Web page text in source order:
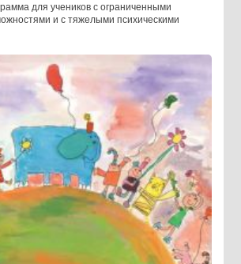
для учеников с ограниченными
и с тяжелыми психическими